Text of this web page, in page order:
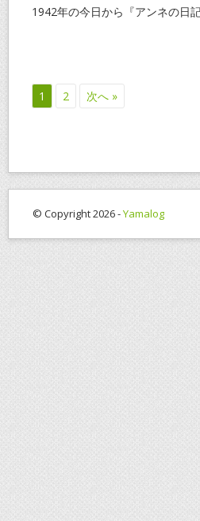
1942年の今日から『アンネの日
1 2 次へ »
© Copyright 2026 -Yamalog